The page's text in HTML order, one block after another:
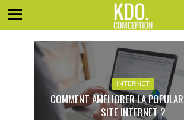
INTERNET
COMMENT AMÉLIORER LA
SITE INTERNET ?